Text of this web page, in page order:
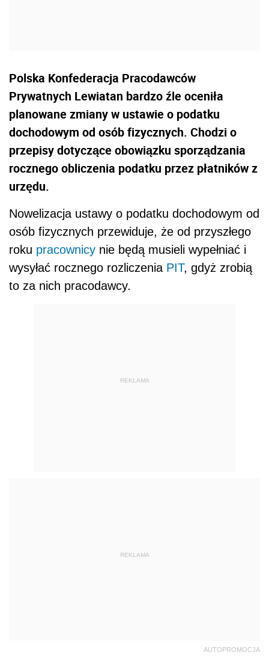
Polska Konfederacja Pracodawców
Prywatnych Lewiatan bardzo źle oceniła
planowane zmiany w ustawie o podatku
dochodowym od osób fizycznych. Chodzi o
przepisy dotyczące obowiązku sporządzania
rocznego obliczenia podatku przez płatników z
urzędu.
Nowelizacja ustawy o podatku dochodowym od
osób fizycznych przewiduje, że od przyszłego
roku pracownicy nie będą musieli wypełniać i
wysyłać rocznego rozliczenia PIT, gdyż zrobią
to za nich pracodawcy.
REKLAMA
REKLAMA
AUTOPROMOCJA